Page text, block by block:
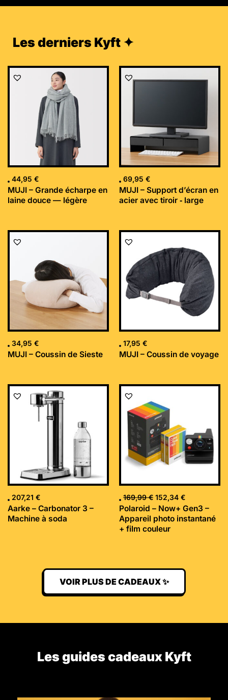
Les derniers Kyft ✦
44,95 €
MUJI – Grande écharpe en
laine douce — légère
69,95 €
MUJI – Support d’écran en
acier avec tiroir ‐ large
34,95 €
MUJI – Coussin de Sieste
17,95 €
MUJI – Coussin de voyage
207,21 €
Aarke – Carbonator 3 –
Machine à soda
169,99€
Le
initial
était :
169,99 €.
152,34 €
Le
Polaroid – Now+ Gen3 –
Appareil photo instantané
+ film couleur
VOIR PLUS DE CADEAUX ✨
Les guides cadeaux Kyft​